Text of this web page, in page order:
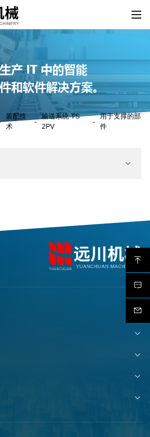
产 IT 中的智能
和软件解决方案。
装配技
术
-
输送系统 TS
2PV
-
用于支撑的部
件